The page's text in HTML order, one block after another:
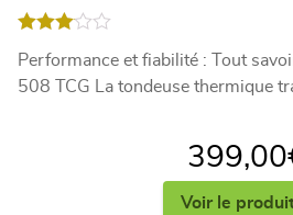
3.00
sur 5
Performance et fiabilité : Tout
508 TCG La tondeuse thermique
399,00
Voir le